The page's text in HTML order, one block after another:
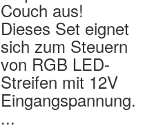
Couch aus!
Dieses Set eignet
sich zum Steuern
von RGB LED-
Streifen mit 12V
Eingangspannung.
...